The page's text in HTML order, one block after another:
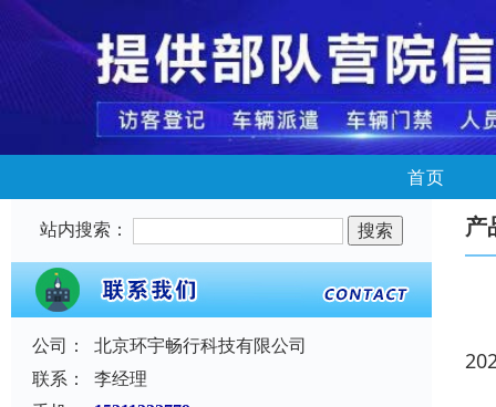
首页
站内搜索：
公司：
北京环宇畅行科技有限公司
联系：
李经理
产